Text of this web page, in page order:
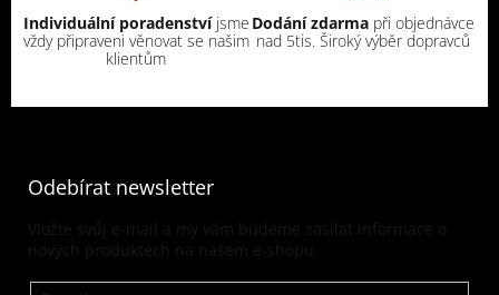
Individuální poradenstvíjsme
vždy připraveni věnovat se našim
klientům
Dodání zdarma při objednávce
nad 5tis. Široký výběr dopravců
Odebírat newsletter
Vložte svůj e-mail a my vám budeme zasílat informace o
nových produktech na našem e-shopu.